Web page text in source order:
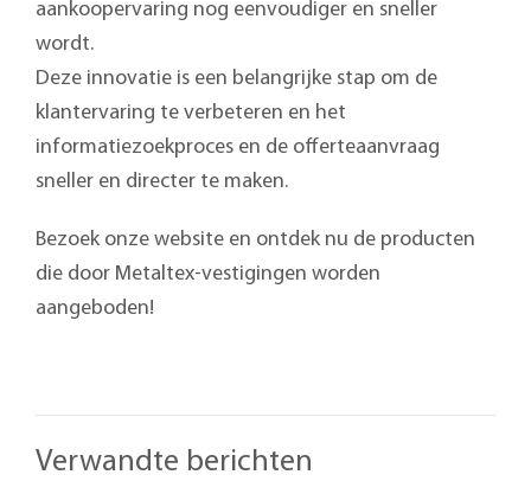
aankoopervaring nog eenvoudiger en sneller
wordt.
Deze innovatie is een belangrijke stap om de
klantervaring te verbeteren en het
informatiezoekproces en de offerteaanvraag
sneller en directer te maken.
Bezoek onze website en ontdek nu de producten
die door Metaltex-vestigingen worden
aangeboden!
Verwandte berichten